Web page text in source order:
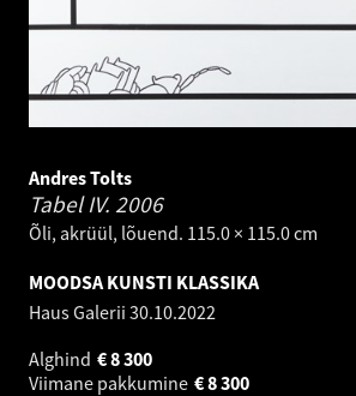
Andres Tolts
Tabel IV. 2006
Õli, akrüül, lõuend. 115.0 × 115.0 cm
MOODSA KUNSTI KLASSIKA
Haus Galerii 30.10.2022
Alghind
8 300
€
Viimane pakkumine
8 300
€